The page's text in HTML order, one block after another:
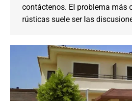
contáctenos. El problema más
rústicas suele ser las